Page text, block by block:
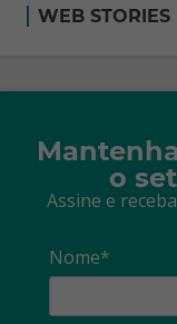
WEB STORIES
o
Assine e
Nome*